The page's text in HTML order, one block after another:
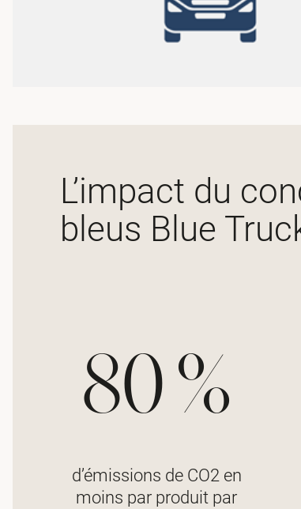
L’impact du
bleus Blue
80 %
d’émissions de CO2 en
moins par produit par